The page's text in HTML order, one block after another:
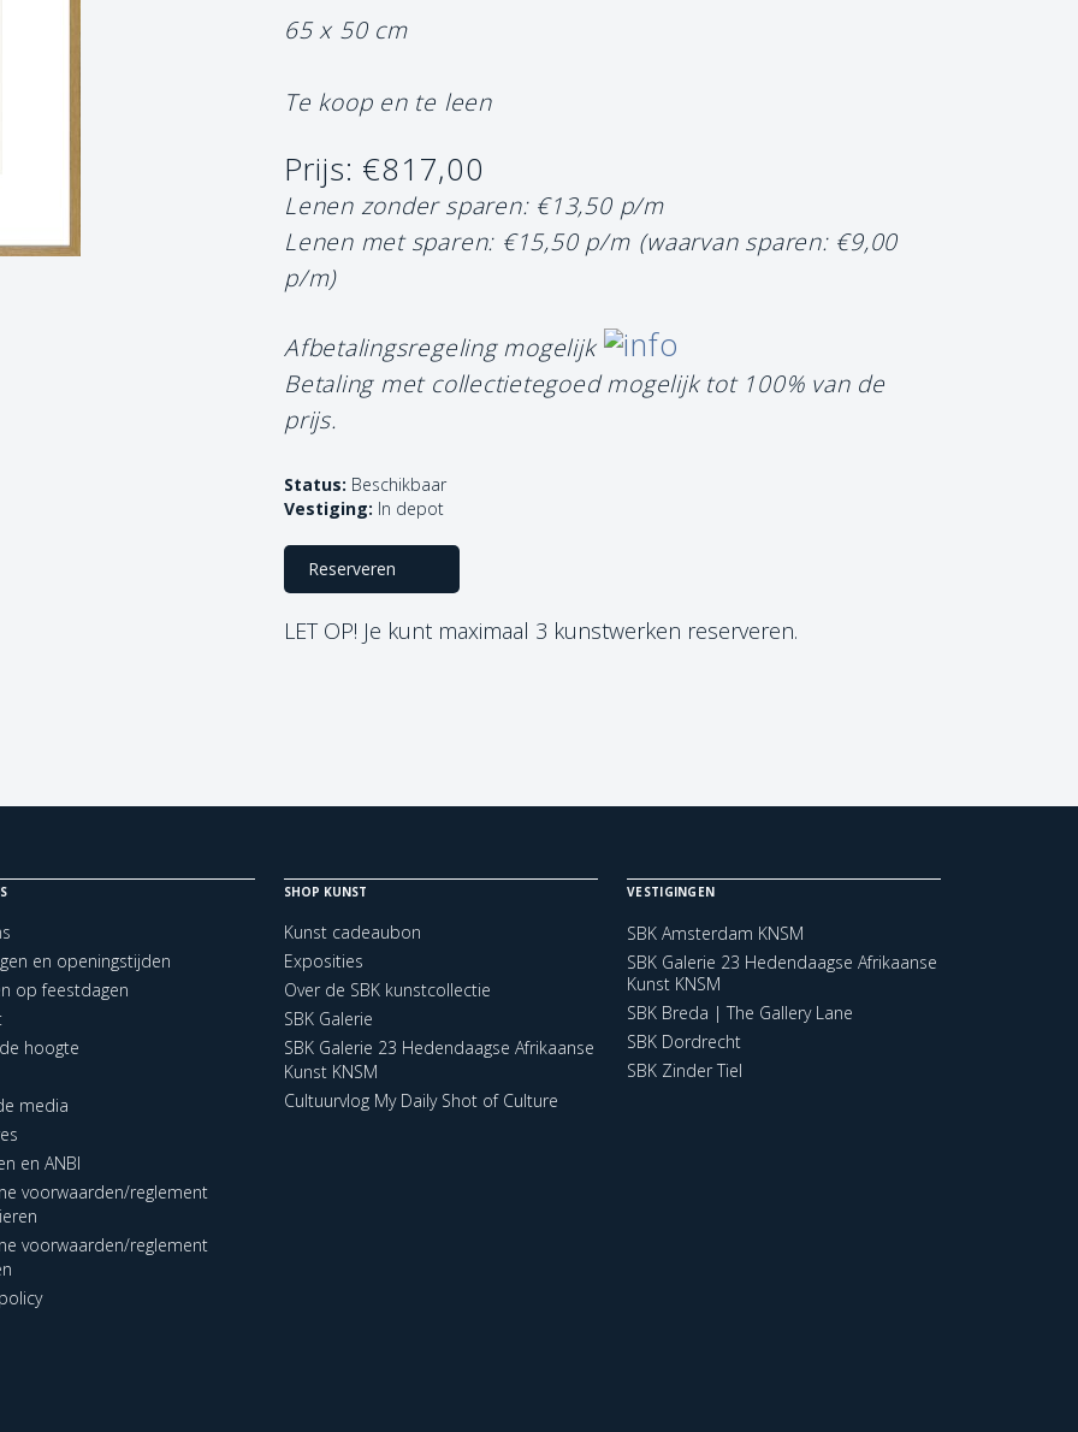
65 x 50 cm
Te koop en te leen
Prijs: €817,00
Lenen zonder sparen: €13,50 p/m
Lenen met sparen: €15,50 p/m (waarvan sparen: €9,00
p/m)
Afbetalingsregeling mogelijk
Betaling met collectietegoed mogelijk tot 100% van de
prijs.
Status: Beschikbaar
Vestiging: In depot
Reserveren
LET OP! Je kunt maximaal 3 kunstwerken reserveren.
en openingstijden
op feestdagen
hoogte
media
en ANBI
voorwaarden/reglement
voorwaarden/reglement
SHOP KUNST
Kunst cadeaubon
Exposities
Over de SBK kunstcollectie
SBK Galerie
SBK Galerie 23 Hedendaagse Afrikaanse
Kunst KNSM
Cultuurvlog My Daily Shot of Culture
VESTIGINGEN
SBK Amsterdam KNSM
SBK Galerie 23 Hedendaagse Afrikaanse
Kunst KNSM
SBK Breda | The Gallery Lane
SBK Dordrecht
SBK Zinder Tiel